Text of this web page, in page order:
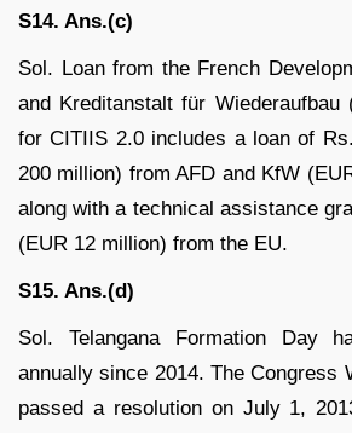
S14. Ans.(c)
Sol. Loan from the French
and Kreditanstalt für Wiederaufbau
for CITIIS 2.0 includes a loan of
200 million) from AFD and KfW
along with a technical assistance
(EUR 12 million) from the EU.
S15. Ans.(d)
Sol. Telangana Formation Day
annually since 2014. The Congress
passed a resolution on July 1,